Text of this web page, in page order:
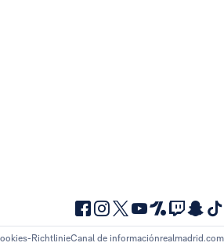
RichtlinieCanal de informaciónrealmadrid.com